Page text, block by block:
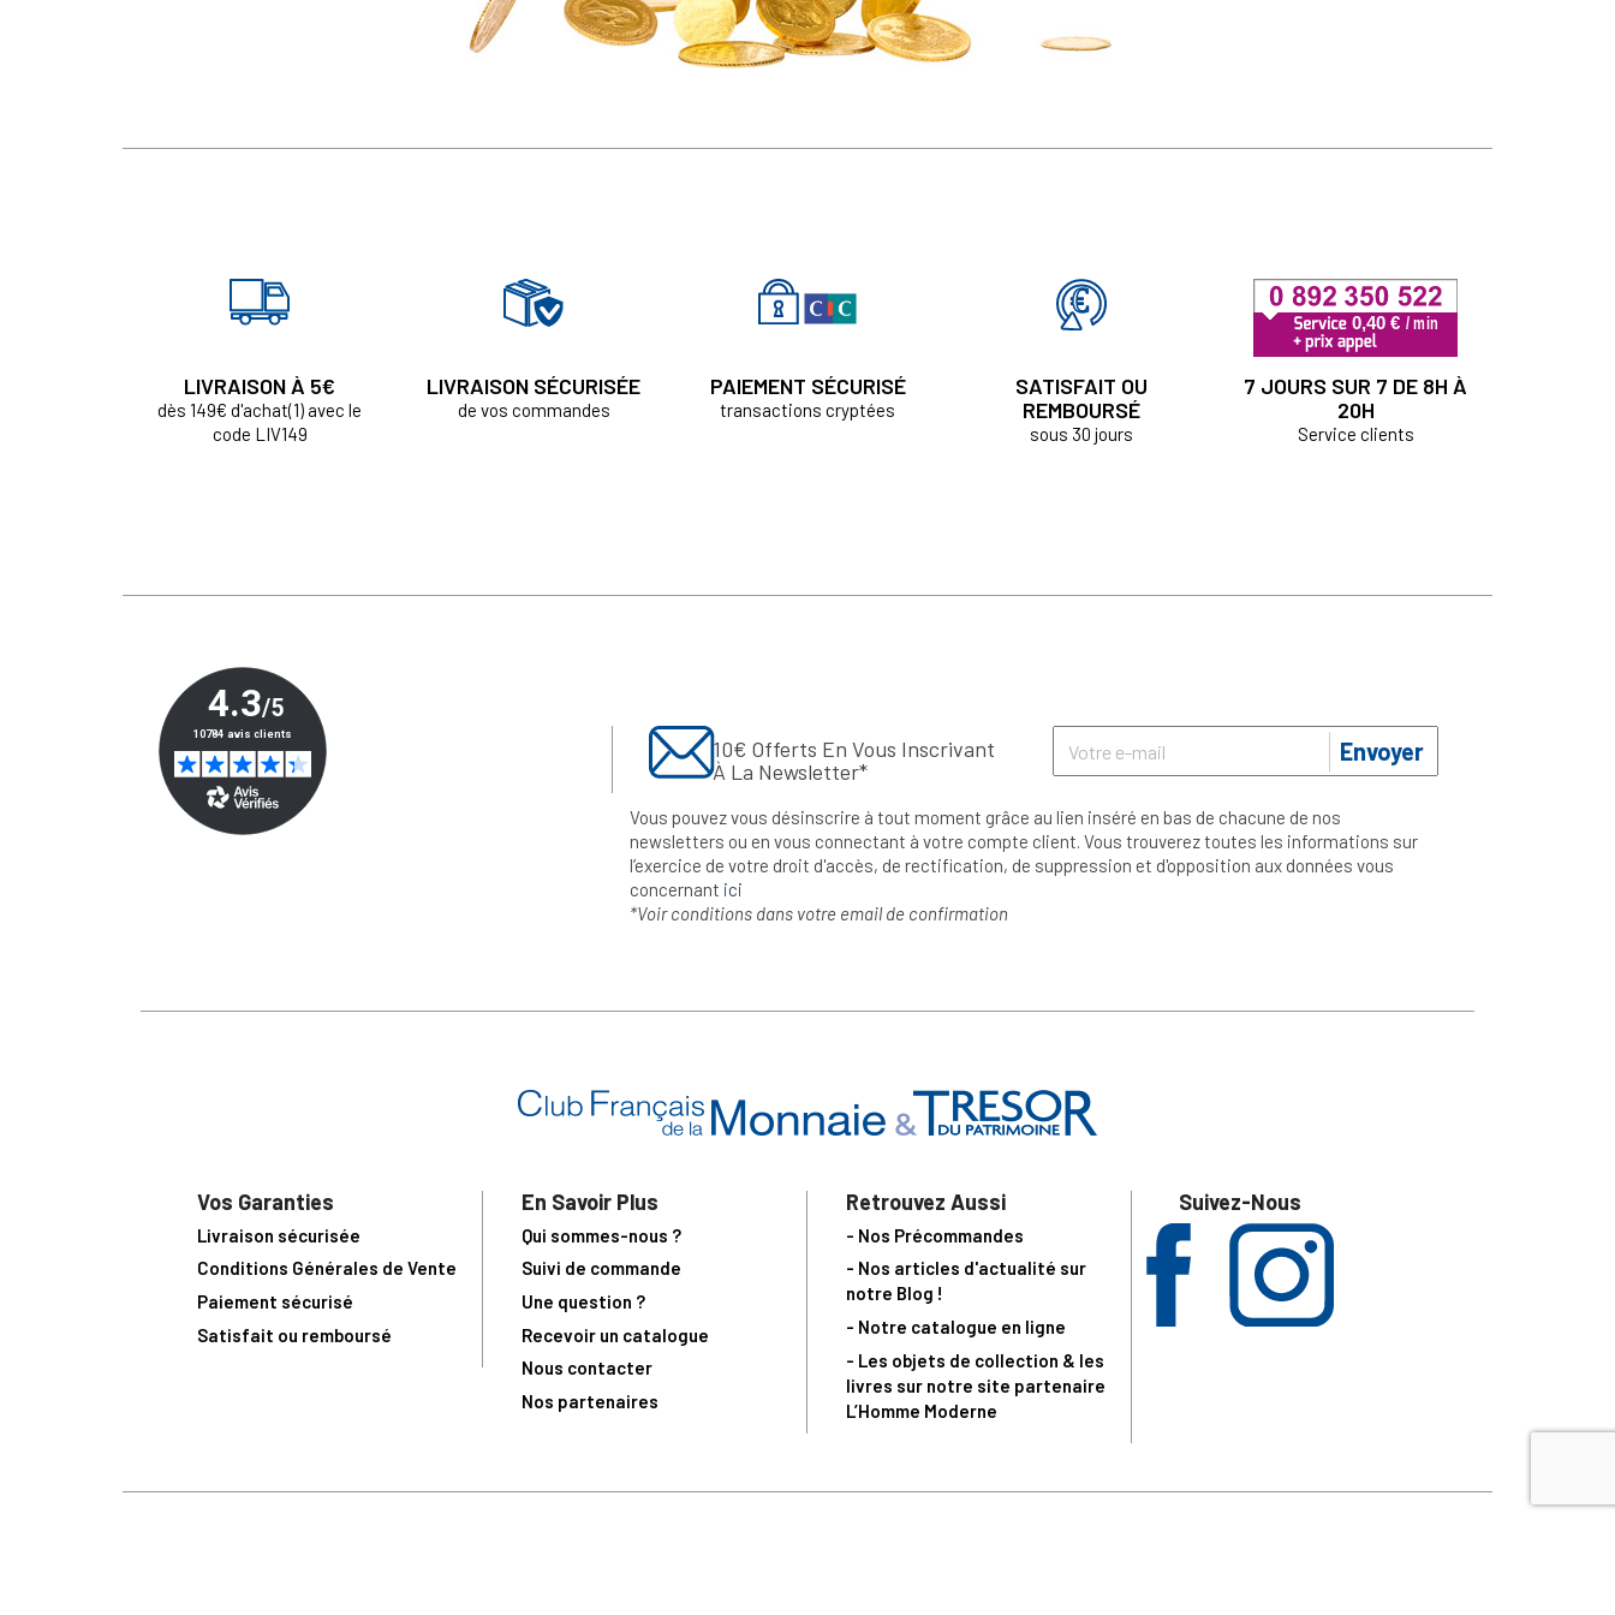
LIVRAISON À 5€
dès 149€ d'achat(1) avec le
code LIV149
LIVRAISON SÉCURISÉE
de vos commandes
PAIEMENT SÉCURISÉ
transactions cryptées
SATISFAIT OU
REMBOURSÉ
sous 30 jours
7 JOURS SUR 7 DE 8H À
20H
Service clients
10€ Offerts En Vous Inscrivant
À La Newsletter*
Envoyer
Vous pouvez vous désinscrire à tout moment grâce au lien inséré en bas de chacune de nos
newsletters ou en vous connectant à votre compte client. Vous trouverez toutes les informations sur
l’exercice de votre droit d'accès, de rectification, de suppression et d'opposition aux données vous
concernant ici
*Voir conditions dans votre email de confirmation
Vos Garanties
Livraison sécurisée
Conditions Générales de Vente
Paiement sécurisé
Satisfait ou remboursé
En Savoir Plus
Qui sommes-nous ?
Suivi de commande
Une question ?
Recevoir un catalogue
Nous contacter
Nos partenaires
Retrouvez Aussi
- Nos Précommandes
- Nos articles d'actualité sur
notre Blog !
- Notre catalogue en ligne
- Les objets de collection & les
livres sur notre site partenaire
L’Homme Moderne
Suivez-Nous